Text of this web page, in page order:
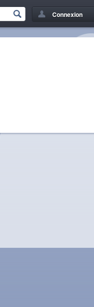
Connexion